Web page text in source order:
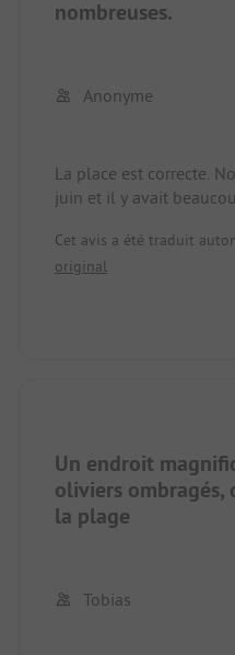
nombreuses.
Anonyme
La place est correcte.
juin et il y avait
caravane. C'était assez
emplacements sont
et la mer devient vite
reçoit aucune
seulement sur
Cet avis a été traduit
original
Un endroit
oliviers ombragés,
la plage
Tobias